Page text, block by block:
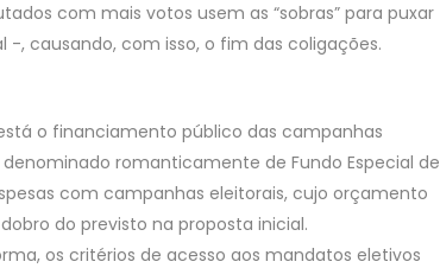
com mais votos usem as “sobras” para puxar
, causando, com isso, o fim das coligações.
o financiamento público das campanhas
romanticamente de Fundo Especial de
com campanhas eleitorais, cujo orçamento
do previsto na proposta inicial.
os critérios de acesso aos mandatos eletivos